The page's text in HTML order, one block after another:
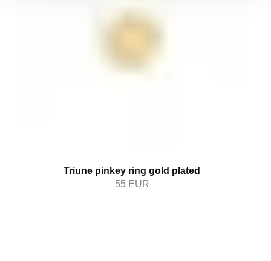
Triune pinkey ring gold plated
55 EUR